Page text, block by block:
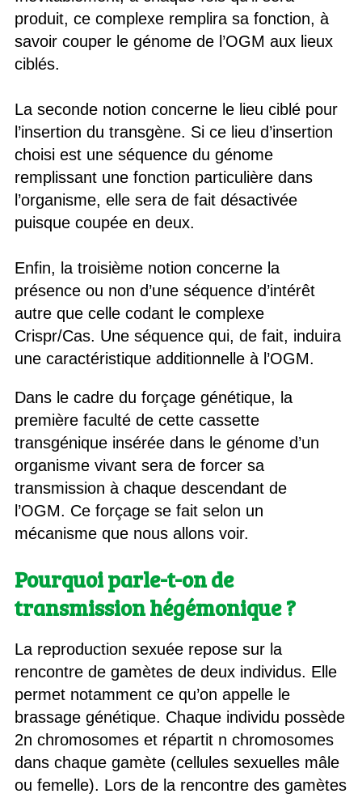
produit, ce complexe remplira sa fonction, à
savoir couper le génome de l’OGM aux lieux
ciblés.
La seconde notion concerne le lieu ciblé pour
l’insertion du transgène. Si ce lieu d’insertion
choisi est une séquence du génome
remplissant une fonction particulière dans
l’organisme, elle sera de fait désactivée
puisque coupée en deux.
Enfin, la troisième notion concerne la
présence ou non d’une séquence d’intérêt
autre que celle codant le complexe
Crispr/Cas. Une séquence qui, de fait, induira
une caractéristique additionnelle à l’OGM.
Dans le cadre du forçage génétique, la
première faculté de cette cassette
transgénique insérée dans le génome d’un
organisme vivant sera de forcer sa
transmission à chaque descendant de
l’OGM. Ce forçage se fait selon un
mécanisme que nous allons voir.
Pourquoi parle-t-on de
transmission hégémonique ?
La reproduction sexuée repose sur la
rencontre de gamètes de deux individus. Elle
permet notamment ce qu’on appelle le
brassage génétique. Chaque individu possède
2n chromosomes et répartit n chromosomes
dans chaque gamète (cellules sexuelles mâle
ou femelle). Lors de la rencontre des gamètes